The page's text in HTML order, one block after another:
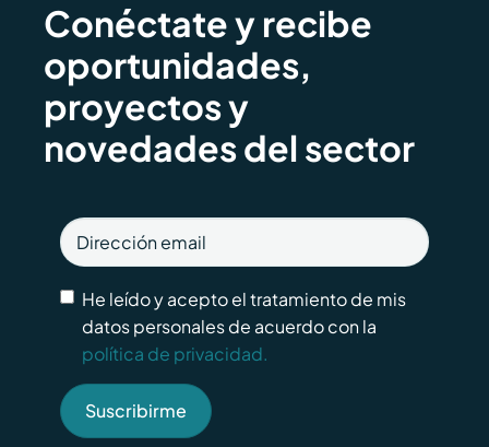
Conéctate y recibe
oportunidades,
proyectos y
novedades del sector
He leído y acepto el tratamiento de mis
datos personales de acuerdo con la
política de privacidad.
Suscribirme